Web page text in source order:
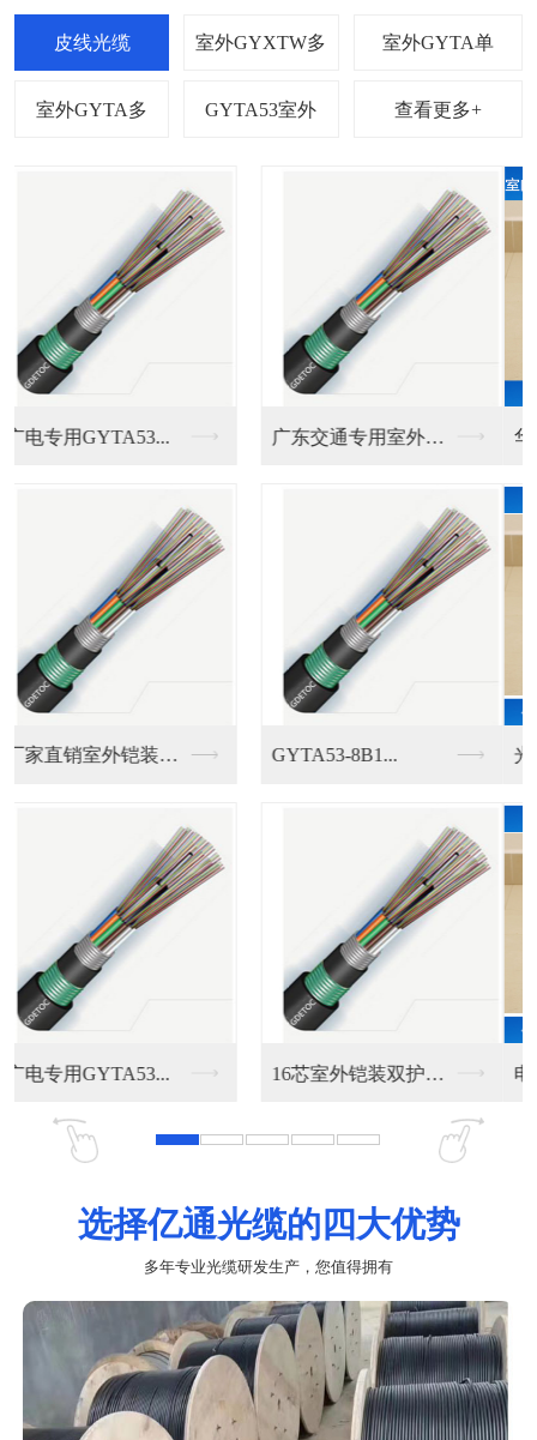
查看更多+
室内2钢丝皮线光缆电...
光纤入户专用4芯室内... 广东电信专用一芯室外...
选择亿通光缆的四大优势
多年专业光缆研发生产，您值得拥有